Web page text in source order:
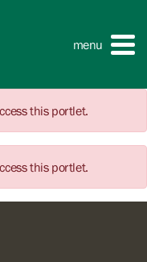
menu
this portlet.
this portlet.